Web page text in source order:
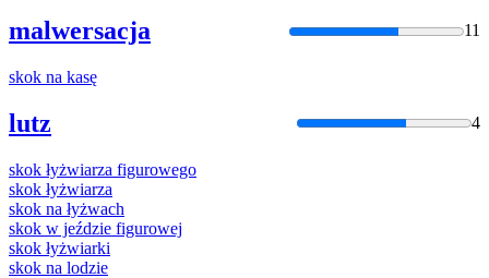
malwersacja 11
skok na kasę
lutz 4
skok łyżwiarza figurowego
skok łyżwiarza
skok na łyżwach
skok w jeździe figurowej
skok łyżwiarki
skok na lodzie